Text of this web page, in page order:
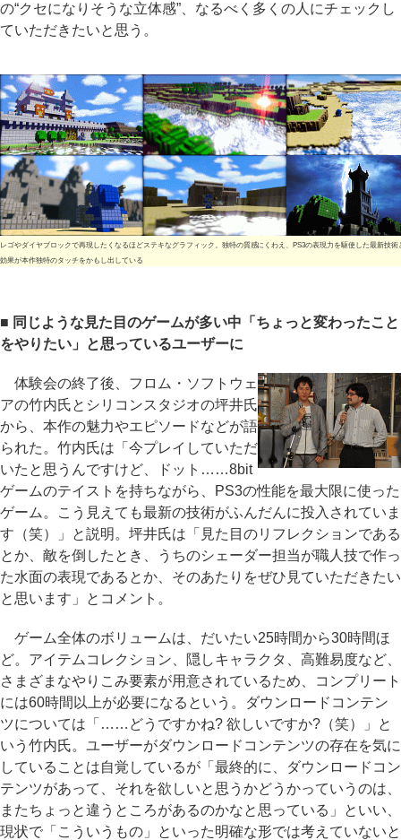
の“クセになりそうな立体感”、なるべく多くの人にチェックし
ていただきたいと思う。
レゴやダイヤブロックで再現したくなるほどステキなグラフィック。独特の質感にくわえ、PS3の表現力を駆使した最新技術
効果が本作独特のタッチをかもし出している
■ 同じような見た目のゲームが多い中「ちょっと変わったこと
をやりたい」と思っているユーザーに
体験会の終了後、フロム・ソフトウェ
アの竹内氏とシリコンスタジオの坪井氏
から、本作の魅力やエピソードなどが語
られた。竹内氏は「今プレイしていただ
いたと思うんですけど、ドット……8bit
ゲームのテイストを持ちながら、PS3の性能を最大限に使った
ゲーム。こう見えても最新の技術がふんだんに投入されていま
す（笑）」と説明。坪井氏は「見た目のリフレクションである
とか、敵を倒したとき、うちのシェーダー担当が職人技で作っ
た水面の表現であるとか、そのあたりをぜひ見ていただきたい
と思います」とコメント。
ゲーム全体のボリュームは、だいたい25時間から30時間ほ
ど。アイテムコレクション、隠しキャラクタ、高難易度など、
さまざまなやりこみ要素が用意されているため、コンプリート
には60時間以上が必要になるという。ダウンロードコンテン
ツについては「……どうですかね? 欲しいですか?（笑）」と
いう竹内氏。ユーザーがダウンロードコンテンツの存在を気に
していることは自覚しているが「最終的に、ダウンロードコン
テンツがあって、それを欲しいと思うかどうかっていうのは、
またちょっと違うところがあるのかなと思っている」といい、
現状で「こういうもの」といった明確な形では考えていないと